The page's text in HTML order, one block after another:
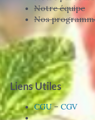
Notre équipe
Nos
Liens Utiles
CGU–CGV